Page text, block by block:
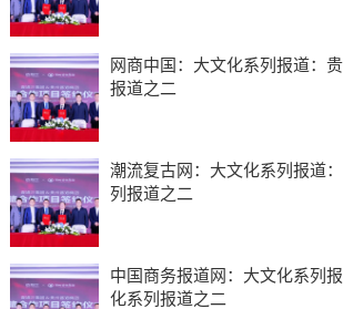
网商中国：大文化系列报道：
报道之二
潮流复古网：大文化系列报道
列报道之二
中国商务报道网：大文化系列
化系列报道之二